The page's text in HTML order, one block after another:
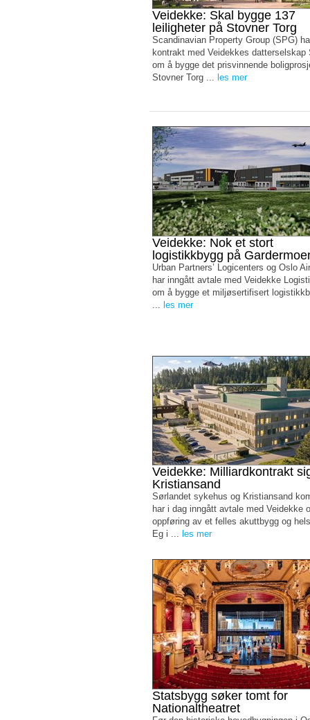
Veidekke: Skal bygge 137
leiligheter på Stovner Torg
Scandinavian Property Group (SPG)
kontrakt med Veidekkes datterselskap
om å bygge det prisvinnende
Stovner Torg ... les mer
Veidekke: Nok et stort
logistikkbygg på
Urban Partners’ Logicenters og Oslo
har inngått avtale med Veidekke
om å bygge et miljøsertifisert
... les mer
Veidekke: Milliardkontrakt
Kristiansand
Sørlandet sykehus og Kristiansand
har i dag inngått avtale med Veidekke
oppføring av et felles akuttbygg og
Eg i ... les mer
Statsbygg søker tomt for
Nationaltheatret